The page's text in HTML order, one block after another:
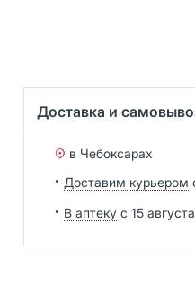
Доставка и
в Чебоксарах
Доставим курьером
В аптеку с 15 августа